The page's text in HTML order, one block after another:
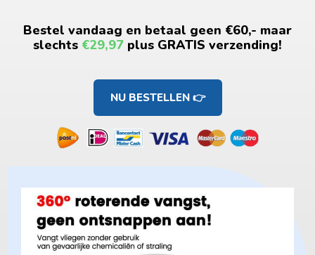
Bestel vandaag en betaal geen €60,- maar
slechts €29,97 plus GRATIS verzending!
NU BESTELLEN 👉